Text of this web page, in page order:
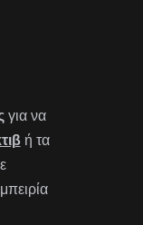
για να
ή τα